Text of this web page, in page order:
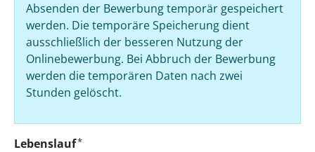
Absenden der Bewerbung temporär gespeichert
werden. Die temporäre Speicherung dient
ausschließlich der besseren Nutzung der
Onlinebewerbung. Bei Abbruch der Bewerbung
werden die temporären Daten nach zwei
Stunden gelöscht.
Lebenslauf*